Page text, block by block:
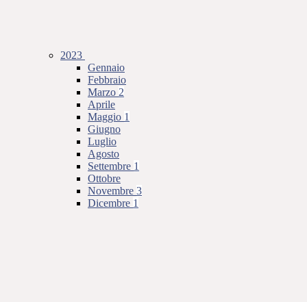
2023
Gennaio
Febbraio
Marzo 2
Aprile
Maggio 1
Giugno
Luglio
Agosto
Settembre 1
Ottobre
Novembre 3
Dicembre 1